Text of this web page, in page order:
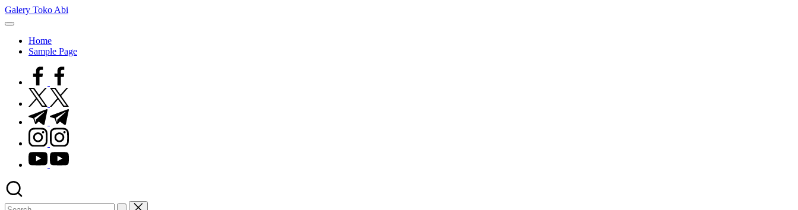
Skip
to
Galery Toko Abi
Home
Sample Page
facebook.com
twitter.com
t.me
instagram.com
youtube.com